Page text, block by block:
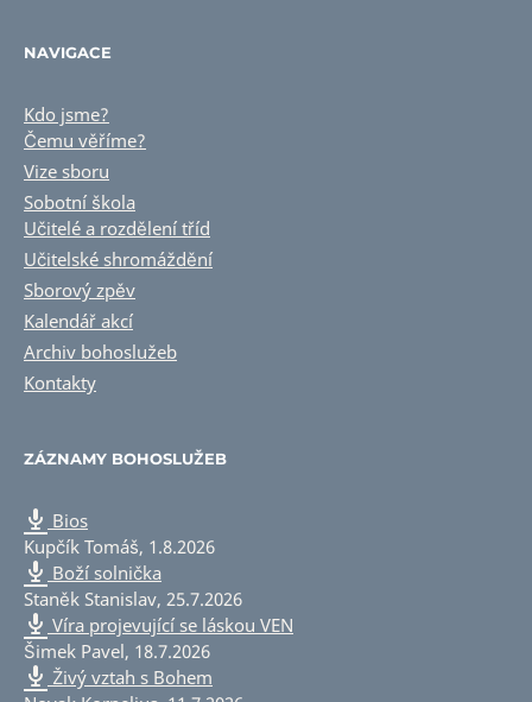
NAVIGACE
Kdo jsme?
Čemu věříme?
Vize sboru
Sobotní škola
Učitelé a rozdělení tříd
Učitelské shromáždění
Sborový zpěv
Kalendář akcí
Archiv bohoslužeb
Kontakty
ZÁZNAMY BOHOSLUŽEB
Bios
Kupčík Tomáš, 1.8.2026
Boží solnička
Staněk Stanislav, 25.7.2026
Víra projevující se láskou VEN
Šimek Pavel, 18.7.2026
Živý vztah s Bohem